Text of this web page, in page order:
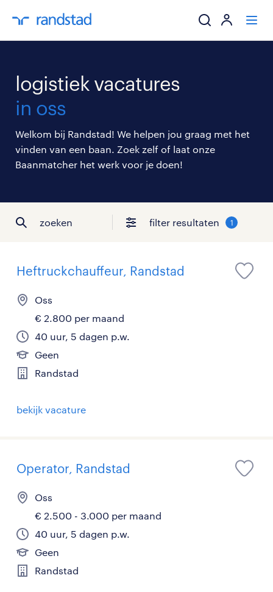
mijn carrière
over randstad
logistiek vacatures
in oss
Welkom bij Randstad! We helpen jou graag met het
vinden van een baan. Zoek zelf of laat onze
Baanmatcher het werk voor je doen!
zoeken filter resultaten 1
Heftruckchauffeur, Randstad
Oss
€ 2.800 per maand
40 uur, 5 dagen p.w.
Geen
Randstad
bekijk vacature
Operator, Randstad
Oss
€ 2.500 - 3.000 per maand
40 uur, 5 dagen p.w.
Geen
Randstad